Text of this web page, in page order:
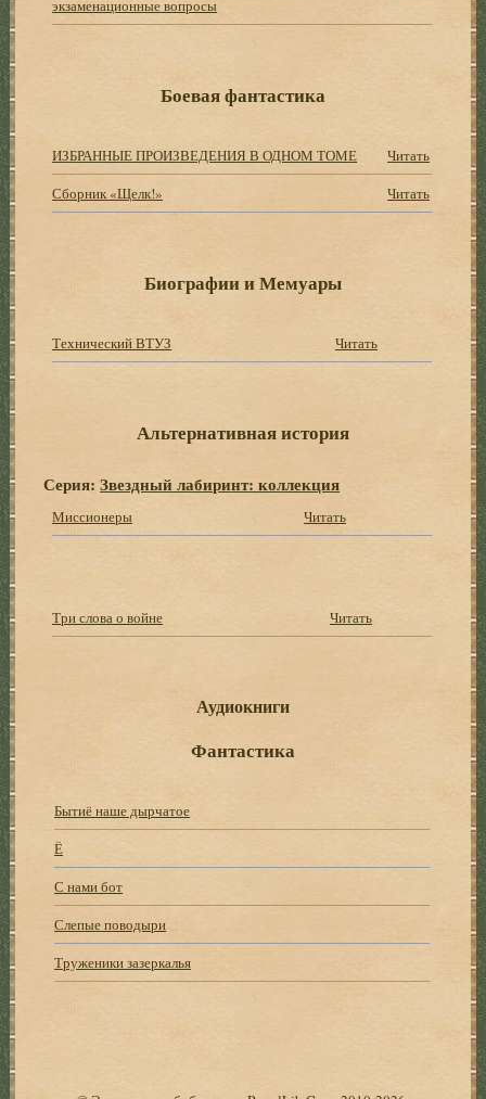
экзаменационные вопросы
Боевая фантастика
ИЗБРАННЫЕ ПРОИЗВЕДЕНИЯ В ОДНОМ ТОМЕ
Читать
Сборник «Щелк!»
Читать
Биографии и Мемуары
Технический ВТУЗ Читать
Альтернативная история
Серия:Звездный лабиринт: коллекция
Миссионеры Читать
Три слова о войне Читать
Аудиокниги
Фантастика
Бытиё наше дырчатое
Ё
С нами бот
Слепые поводыри
Труженики зазеркалья